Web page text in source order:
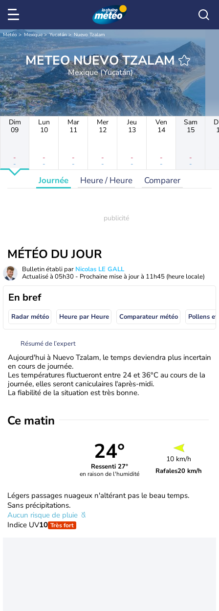
Météo Mexique Yucatán Nuevo Tzalam
METEO NUEVO TZALAM
Mexique (Yucatán)
Dim
09
-
-
Lun
10
-
-
Mar
11
-
-
Mer
12
-
-
Jeu
13
-
-
Ven
14
-
-
Sam
15
-
-
Journée Heure / Heure Comparer
MÉTÉO DU JOUR
Bulletin établi par Nicolas LE GALL
Actualisé à 05h30 - Prochaine mise à jour à 11h45 (heure locale)
En bref
Radar météo Heure par Heure Comparateur météo Pollens
Résumé de l’expert
Aujourd'hui à Nuevo Tzalam, le temps deviendra plus incertain
en cours de journée.
Les températures fluctueront entre 24 et 36°C au cours de la
journée, elles seront caniculaires l'après-midi.
La fiabilité de la situation est très bonne.
Ce matin
24°
Ressenti 27°
en raison de l'humidité
10 km/h
Rafales20 km/h
Légers passages nuageux n'altérant pas le beau temps.
Sans précipitations.
Aucun risque de pluie
Indice UV10 Très fort